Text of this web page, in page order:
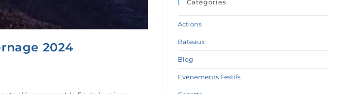
2024
Catégories
Actions
Bateaux
Blog
Evènements Festifs